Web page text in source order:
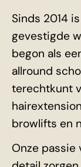
Sinds 2014
gevestigde
begon als
allround
terechtkunt
browlifts en
Onze passie